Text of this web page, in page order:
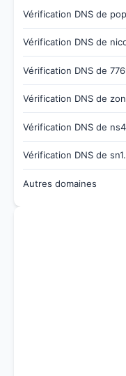
Vérification DNS de
Vérification DNS de
Vérification DNS de
Vérification DNS de
Vérification DNS de
Vérification DNS de
Autres domaines